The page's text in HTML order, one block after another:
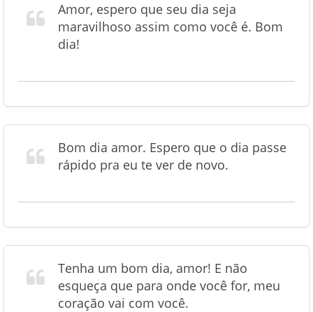
Amor, espero que seu dia seja
maravilhoso assim como você é. Bom
dia!
Bom dia amor. Espero que o dia passe
rápido pra eu te ver de novo.
Tenha um bom dia, amor! E não
esqueça que para onde você for, meu
coração vai com você.